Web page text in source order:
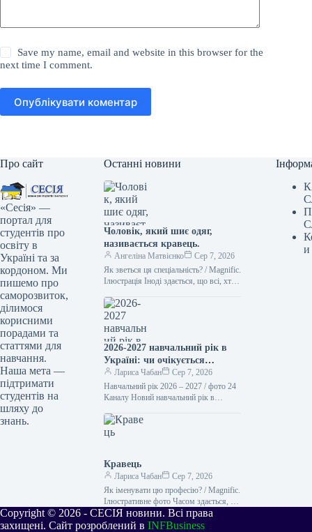
Save my name, email and website in this browser for the
next time I comment.
Опублікувати коментар
Про сайт
«Сесія» —
портал для
студентів про
освіту в
Україні та за
кордоном. Ми
пишемо про
саморозвиток,
ділимося
корисними
порадами та
статтями для
навчання.
Наша мета —
підтримати
студентів на
шляху до
знань.
Останні новини
Чоловік, який шиє одяг,
називається кравець.
Ангеліна Матвієнко
Сер 7, 2026
Як зветься ця спеціальність? / Magnific.
Ілюстрація Іноді здається, що всі, хто
“швачки”. Проте українська…
2026-2027 навчальний рік в
Україні: чи очікується
підвищення заробітної плати
вчителів та стипендій з 1
вересня
Лариса Чабан
Сер 7, 2026
Навчальний рік 2026 – 2027 / фото 24
Каналу Новий навчальний рік в
розпочнеться 1 вересня. З…
Кравець
Лариса Чабан
Сер 7, 2026
Як іменувати цю професію? / Magnific.
Ілюстративне фото Часом здається, що
всі, хто займається шиттям, – це
просто “швачки”. Однак…
и
Copyright © 2026 - СЕСІЯ новини. Всі права
захищені. Сайт розроблений в INFBusiness